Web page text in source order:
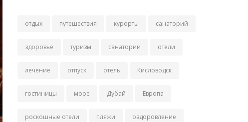
отдых путешествия курорты санаторий
здоровье туризм санатории отели
лечение отпуск отель Кисловодск
гостиницы море Дубай Европа
роскошные отели пляжи оздоровление